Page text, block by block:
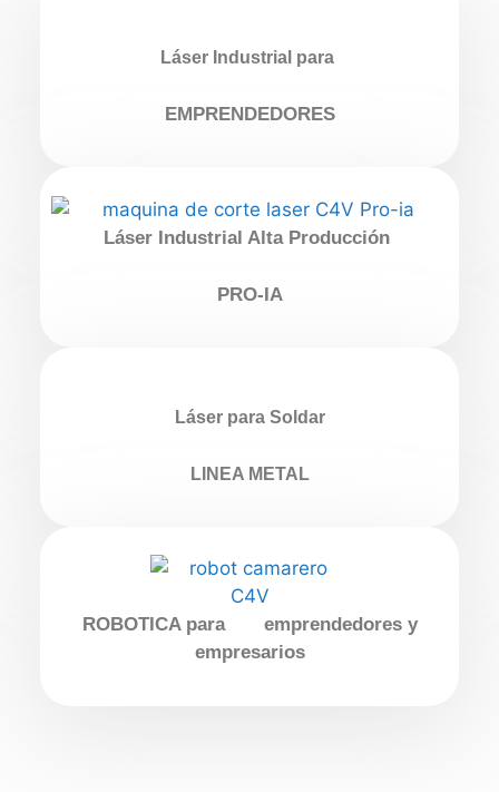
Láser Industrial para
EMPRENDEDORES
Láser Industrial Alta Producción
PRO-IA
Láser para Soldar
LINEA METAL
ROBOTICA para emprendedores y
empresarios